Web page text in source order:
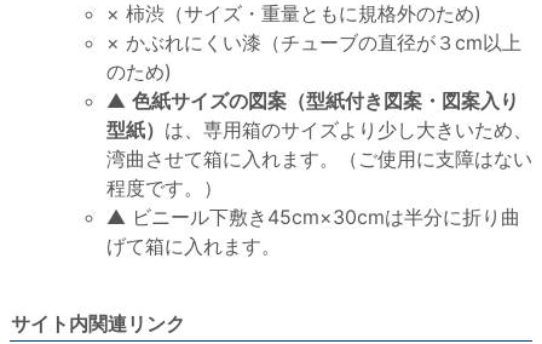
× 柿渋（サイズ・重量ともに規格外のため)
× かぶれにくい漆（チューブの直径が３cm以上
のため)
▲ 色紙サイズの図案（型紙付き図案・図案入り
型紙） は、専用箱のサイズより少し大きいため、
湾曲させて箱に入れます。（ご使用に支障はない
程度です。）
▲ ビニール下敷き45cm×30cmは半分に折り曲
げて箱に入れます。
サイト内関連リンク